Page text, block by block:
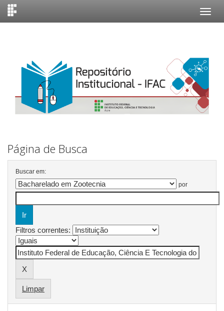
Página de Busca
Buscar em:
por
Filtros correntes:
Limpar